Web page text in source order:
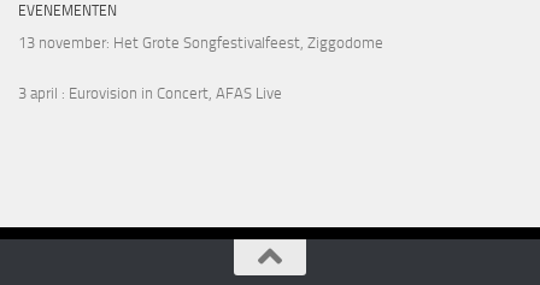
EVENEMENTEN
13 november: Het Grote Songfestivalfeest, Ziggodome
3 april : Eurovision in Concert, AFAS Live